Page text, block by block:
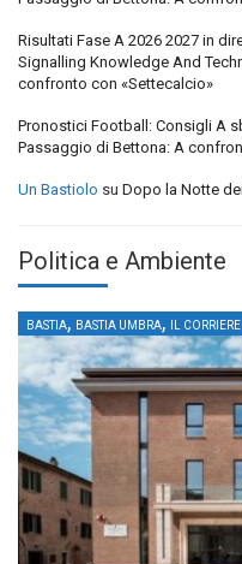
Risultati Fase A 2026 2027 in
Signalling Knowledge And
confronto con «Settecalcio»
Pronostici Football: Consigli A
Passaggio di Bettona: A
Un Bastiolo su Dopo la Notte
Politica e Ambiente
BASTIA, BASTIA UMBRA, IL